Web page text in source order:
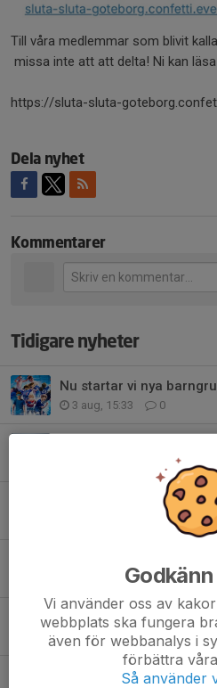
Till våra medlemmar som blivit
missa inte att att delta! Ni kan
https://sluta-sluta-
Dela nyhet
Kommentarer
Tidigare nyheter
Nu startar vi nya
3 aug, 15:33 0
Klubbutvecklare för
22 jun, 13:30 0
3 jun, 21:38 0
SOMMARAVSLUTNING
Vi använder oss av
webbplats ska fungera
även för webbanalys i
förbättra
Så använder